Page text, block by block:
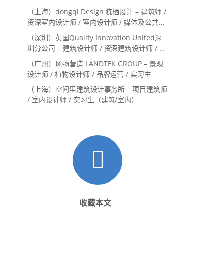
（上海）dongqi Design 栋栖设计 – 建筑师 /
资深室内设计师 / 室内设计师 / 媒体及公共关
系主管 / 设计实习生（常年招聘）
（深圳）英国Quality Innovation United深
圳分公司 – 建筑设计师 / 资深建筑设计师 / 室
内设计师 / 设计实习生
（广州）风物营造 LANDTEK GROUP – 景观
设计师 / 植物设计师 / 品牌运营 / 实习生
（上海）空间里建筑设计事务所 – 项目建筑师
/ 室内设计师 / 实习生（建筑/室内）
收藏本文